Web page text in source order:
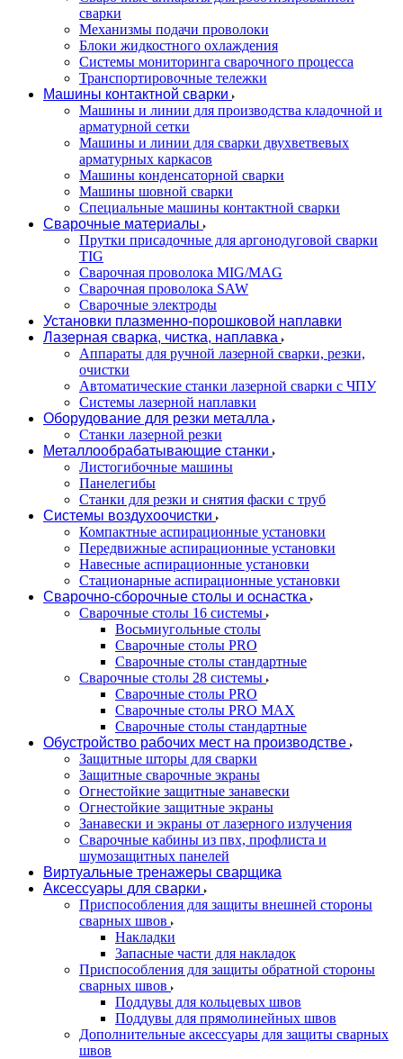
сварки
Механизмы подачи проволоки
Блоки жидкостного охлаждения
Системы мониторинга сварочного процесса
Транспортировочные тележки
Машины контактной сварки
Машины и линии для производства кладочной и
арматурной сетки
Машины и линии для сварки двухветвевых
арматурных каркасов
Машины конденсаторной сварки
Машины шовной сварки
Специальные машины контактной сварки
Сварочные материалы
Прутки присадочные для аргонодуговой сварки
TIG
Сварочная проволока MIG/MAG
Сварочная проволока SAW
Сварочные электроды
Установки плазменно-порошковой наплавки
Лазерная сварка, чистка, наплавка
Аппараты для ручной лазерной сварки, резки,
очистки
Автоматические станки лазерной сварки с ЧПУ
Системы лазерной наплавки
Оборудование для резки металла
Станки лазерной резки
Металлообрабатывающие станки
Листогибочные машины
Панелегибы
Станки для резки и снятия фаски с труб
Системы воздухоочистки
Компактные аспирационные установки
Передвижные аспирационные установки
Навесные аспирационные установки
Стационарные аспирационные установки
Сварочно-сборочные столы и оснастка
Сварочные столы 16 системы
Восьмиугольные столы
Сварочные столы PRO
Сварочные столы стандартные
Сварочные столы 28 системы
Сварочные столы PRO
Сварочные столы PRO MAX
Сварочные столы стандартные
Обустройство рабочих мест на производстве
Защитные шторы для сварки
Защитные сварочные экраны
Огнестойкие защитные занавески
Огнестойкие защитные экраны
Занавески и экраны от лазерного излучения
Сварочные кабины из пвх, профлиста и
шумозащитных панелей
Виртуальные тренажеры сварщика
Аксессуары для сварки
Приспособления для защиты внешней стороны
сварных швов
Накладки
Запасные части для накладок
Приспособления для защиты обратной стороны
сварных швов
Поддувы для кольцевых швов
Поддувы для прямолинейных швов
Дополнительные аксессуары для защиты сварных
швов